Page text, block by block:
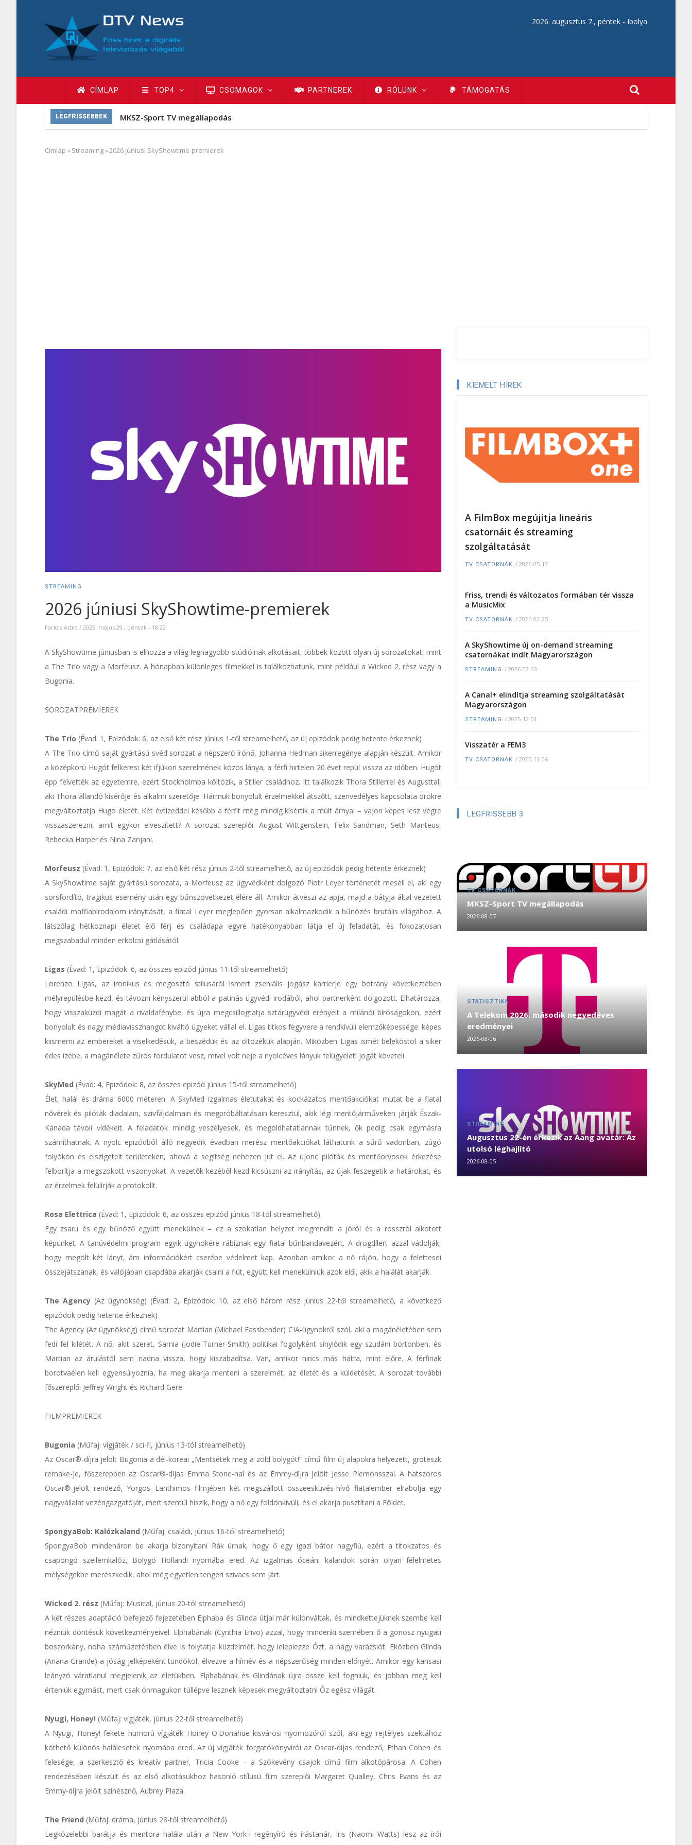
tartalomra
2026. augusztus 7., péntek - Ibolya
Fő
navigáció
CÍMLAP TOP4 CSOMAGOK PARTNEREK RÓLUNK TÁMOGATÁS
LEGFRISSEBBEK MKSZ-Sport TV megállapodás
Morzsa
Címlap »Streaming»2026 júniusi SkyShowtime-premierek
STREAMING
2026 júniusi SkyShowtime-premierek
Farkas Attila / 2026. május 29., péntek - 18:22
A SkyShowtime júniusban is elhozza a világ legnagyobb stúdióinak alkotásait, többek között olyan új sorozatokat, mint
a The Trio vagy a Morfeusz. A hónapban különleges filmekkel is találkozhatunk, mint például a Wicked 2. rész vagy a
Bugonia.
SOROZATPREMIEREK
The Trio (Évad: 1, Epizódok: 6, az első két rész június 1-től streamelhető, az új epizódok pedig hetente érkeznek)
A The Trio című saját gyártású svéd sorozat a népszerű írónő, Johanna Hedman sikerregénye alapján készült. Amikor
a középkorú Hugót felkeresi két ifjúkori szerelmének közös lánya, a férfi hirtelen 20 évet repül vissza az időben. Hugót
épp felvették az egyetemre, ezért Stockholmba költözik, a Stiller családhoz. Itt találkozik Thora Stillerrel és Augusttal,
aki Thora állandó kísérője és alkalmi szeretője. Hármuk bonyolult érzelmekkel átszőtt, szenvedélyes kapcsolata örökre
megváltoztatja Hugo életét. Két évtizeddel később a férfit még mindig kísértik a múlt árnyai – vajon képes lesz végre
visszaszerezni, amit egykor elveszített? A sorozat szereplői: August Wittgenstein, Felix Sandman, Seth Manteus,
Rebecka Harper és Nina Zanjani.
Morfeusz (Évad: 1, Epizódok: 7, az első két rész június 2-től streamelhető, az új epizódok pedig hetente érkeznek)
A SkyShowtime saját gyártású sorozata, a Morfeusz az ügyvédként dolgozó Piotr Leyer történetét meséli el, aki egy
sorsfordító, tragikus esemény után egy bűnszövetkezet élére áll. Amikor átveszi az apja, majd a bátyja által vezetett
családi maffiabirodalom irányítását, a fiatal Leyer meglepően gyorsan alkalmazkodik a bűnözés brutális világához. A
látszólag hétköznapi életet élő férj és családapa egyre hatékonyabban látja el új feladatát, és fokozatosan
megszabadul minden erkölcsi gátlásától.
Ligas (Évad: 1, Epizódok: 6, az összes epizód június 11-től streamelhető)
Lorenzo Ligas, az ironikus és megosztó stílusáról ismert zseniális jogász karrierje egy botrány következtében
mélyrepülésbe kezd, és távozni kényszerül abból a patinás ügyvédi irodából, ahol partnerként dolgozott. Elhatározza,
hogy visszaküzdi magát a rivaldafénybe, és újra megcsillogtatja sztárügyvédi erényeit a milánói bíróságokon, ezért
bonyolult és nagy médiavisszhangot kiváltó ügyeket vállal el. Ligas titkos fegyvere a rendkívüli elemzőképessége: képes
kiismerni az embereket a viselkedésük, a beszédük és az öltözékük alapján. Miközben Ligas ismét belekóstol a siker
édes ízébe, a magánélete zűrös fordulatot vesz, mivel volt neje a nyolcéves lányuk felügyeleti jogát követeli.
SkyMed (Évad: 4, Epizódok: 8, az összes epizód június 15-től streamelhető)
Élet, halál és dráma 6000 méteren. A SkyMed izgalmas életutakat és kockázatos mentőakciókat mutat be a fiatal
nővérek és pilóták diadalain, szívfájdalmain és megpróbáltatásain keresztül, akik légi mentőjárműveken járják Észak-
Kanada távoli vidékeit. A feladatok mindig veszélyesek, és megoldhatatlannak tűnnek, ők pedig csak egymásra
számíthatnak. A nyolc epizódból álló negyedik évadban merész mentőakciókat láthatunk a sűrű vadonban, zúgó
folyókon és elszigetelt területeken, ahová a segítség nehezen jut el. Az újonc pilóták és mentőorvosok érkezése
felborítja a megszokott viszonyokat. A vezetők kezéből kezd kicsúszni az irányítás, az újak feszegetik a határokat, és
az érzelmek felülírják a protokollt.
Rosa Elettrica (Évad: 1, Epizódok: 6, az összes epizód június 18-tól streamelhető)
Egy zsaru és egy bűnöző együtt menekülnek – ez a szokatlan helyzet megrendíti a jóról és a rosszról alkotott
képünket. A tanúvédelmi program egyik ügynökére rábíznak egy fiatal bűnbandavezért. A drogdílert azzal vádolják,
hogy megölt két lányt, ám információkért cserébe védelmet kap. Azonban amikor a nő rájön, hogy a felettesei
összejátszanak, és valójában csapdába akarják csalni a fiút, együtt kell menekülniük azok elől, akik a halálát akarják.
The Agency(Az ügynökség) (Évad: 2, Epizódok: 10, az első három rész június 22-től streamelhető, a következő
epizódok pedig hetente érkeznek)
The Agency (Az ügynökség) című sorozat Martian (Michael Fassbender) CIA-ügynökről szól, aki a magánéletében sem
fedi fel kilétét. A nő, akit szeret, Samia (Jodie Turner-Smith) politikai fogolyként sínylődik egy szudáni börtönben, és
Martian az árulástól sem riadna vissza, hogy kiszabadítsa. Van, amikor nincs más hátra, mint előre. A férfinak
borotvaélen kell egyensúlyoznia, ha meg akarja menteni a szerelmét, az életét és a küldetését. A sorozat további
főszereplői Jeffrey Wright és Richard Gere.
FILMPREMIEREK
Bugonia (Műfaj: vígjáték / sci-fi, június 13-tól streamelhető)
Az Oscar®-díjra jelölt Bugonia a dél-koreai „Mentsétek meg a zöld bolygót!” című film új alapokra helyezett, groteszk
remake-je, főszerepben az Oscar®-díjas Emma Stone-nal és az Emmy-díjra jelölt Jesse Plemonsszal. A hatszoros
Oscar®-jelölt rendező, Yorgos Lanthimos filmjében két megszállott összeesküvés-hívő fiatalember elrabolja egy
nagyvállalat vezérigazgatóját, mert szentül hiszik, hogy a nő egy földönkívüli, és el akarja pusztítani a Földet.
SpongyaBob: Kalózkaland (Műfaj: családi, június 16-tól streamelhető)
SpongyaBob mindenáron be akarja bizonyítani Rák úrnak, hogy ő egy igazi bátor nagyfiú, ezért a titokzatos és
csapongó szellemkalóz, Bolygó Hollandi nyomába ered. Az izgalmas óceáni kalandok során olyan félelmetes
mélységekbe merészkedik, ahol még egyetlen tengeri szivacs sem járt.
Wicked 2. rész (Műfaj: Musical, június 20-tól streamelhető)
A két részes adaptáció befejező fejezetében Elphaba és Glinda útjai már különváltak, és mindkettejüknek szembe kell
nézniük döntésük következményeivel. Elphabának (Cynthia Erivo) azzal, hogy mindenki szemében ő a gonosz nyugati
boszorkány, noha száműzetésben élve is folytatja küzdelmét, hogy leleplezze Ózt, a nagy varázslót. Eközben Glinda
(Ariana Grande) a jóság jelképeként tündököl, élvezve a hírnév és a népszerűség minden előnyét. Amikor egy kansasi
leányzó váratlanul megjelenik az életükben, Elphabának és Glindának újra össze kell fogniuk, és jobban meg kell
érteniük egymást, mert csak önmagukon túllépve lesznek képesek megváltoztatni Óz egész világát.
Nyugi, Honey! (Műfaj: vígjáték, június 22-től streamelhető)
A Nyugi, Honey! fekete humorú vígjáték Honey O'Donahue kisvárosi nyomozóról szól, aki egy rejtélyes szektához
köthető különös halálesetek nyomába ered. Az új vígjáték forgatókönyvírói az Oscar-díjas rendező, Ethan Cohen és
felesége, a szerkesztő és kreatív partner, Tricia Cooke – a Szökevény csajok című film alkotópárosa. A Cohen
rendezésében készült és az első alkotásukhoz hasonló stílusú film szereplői Margaret Qualley, Chris Evans és az
Emmy-díjra jelölt színésznő, Aubrey Plaza.
The Friend (Műfaj: dráma, június 28-től streamelhető)
Legközelebbi barátja és mentora halála után a New York-i regényíró és írástanár, Iris (Naomi Watts) lesz az írói
KIEMELT HÍREK
A FilmBox megújítja lineáris
csatornáit és streaming
szolgáltatását
TV CSATORNÁK / 2026-05-13
Friss, trendi és változatos formában tér vissza
a MusicMix
TV CSATORNÁK / 2026-02-25
A SkyShowtime új on-demand streaming
csatornákat indít Magyarországon
STREAMING / 2026-02-03
A Canal+ elindítja streaming szolgáltatását
Magyarországon
STREAMING / 2025-12-01
Visszatér a FEM3
TV CSATORNÁK / 2025-11-06
LEGFRISSEBB 3
TV CSATORNÁK
MKSZ-Sport TV megállapodás
2026-08-07
STATISZTIKA
A Telekom 2026. második negyedéves
eredményei
2026-08-06
STREAMING
Augusztus 22-én érkezik az Aang avatár: Az
utolsó léghajlító
2026-08-05